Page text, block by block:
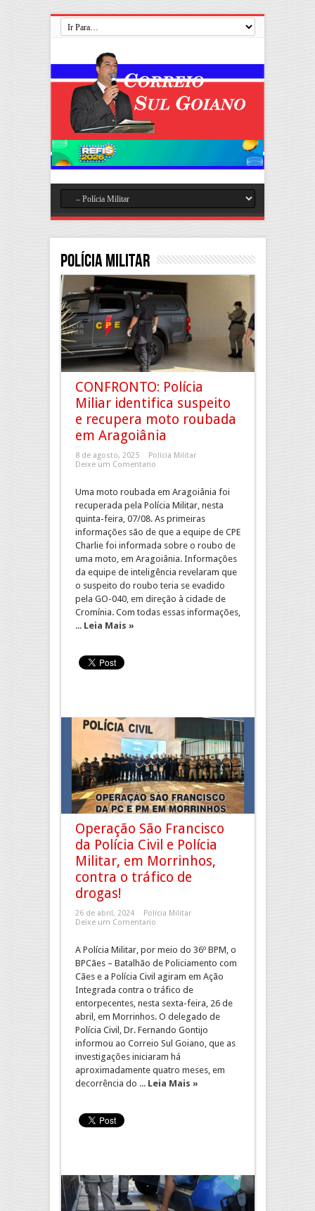
Polícia Militar
CONFRONTO: Polícia
Miliar identifica suspeito
e recupera moto roubada
em Aragoiânia
8 de agosto, 2025
Polícia Militar
Deixe um Comentario
Uma moto roubada em Aragoiânia foi
recuperada pela Polícia Militar, nesta
quinta-feira, 07/08. As primeiras
informações são de que a equipe de CPE
Charlie foi informada sobre o roubo de
uma moto, em Aragoiânia. Informações
da equipe de inteligência revelaram que
o suspeito do roubo teria se evadido
pela GO-040, em direção à cidade de
Cromínia. Com todas essas informações,
... Leia Mais »
Operação São Francisco
da Polícia Civil e Polícia
Militar, em Morrinhos,
contra o tráfico de
drogas!
26 de abril, 2024
Polícia Militar
Deixe um Comentario
A Polícia Militar, por meio do 36º BPM, o
BPCães – Batalhão de Policiamento com
Cães e a Polícia Civil agiram em Ação
Integrada contra o tráfico de
entorpecentes, nesta sexta-feira, 26 de
abril, em Morrinhos. O delegado de
Polícia Civil, Dr. Fernando Gontijo
informou ao Correio Sul Goiano, que as
investigações iniciaram há
aproximadamente quatro meses, em
decorrência do ... Leia Mais »